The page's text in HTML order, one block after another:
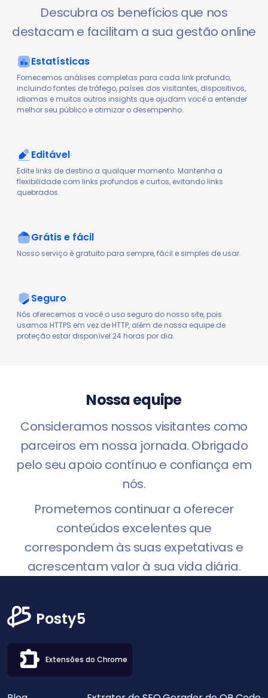
Descubra os benefícios que nos
destacam e facilitam a sua gestão online
Estatísticas
Fornecemos análises completas para cada link profundo,
incluindo fontes de tráfego, países dos visitantes, dispositivos,
idiomas e muitos outros insights que ajudam você a entender
melhor seu público e otimizar o desempenho.
Editável
Edite links de destino a qualquer momento. Mantenha a
flexibilidade com links profundos e curtos, evitando links
quebrados.
Grátis e fácil
Nosso serviço é gratuito para sempre, fácil e simples de usar.
Seguro
Nós oferecemos a você o uso seguro do nosso site, pois
usamos HTTPS em vez de HTTP, além de nossa equipe de
proteção estar disponível 24 horas por dia.
Nossa equipe
Consideramos nossos visitantes como
parceiros em nossa jornada. Obrigado
pelo seu apoio contínuo e confiança em
nós.
Prometemos continuar a oferecer
conteúdos excelentes que
correspondem às suas expetativas e
acrescentam valor à sua vida diária.
Posty5
Extensões do Chrome